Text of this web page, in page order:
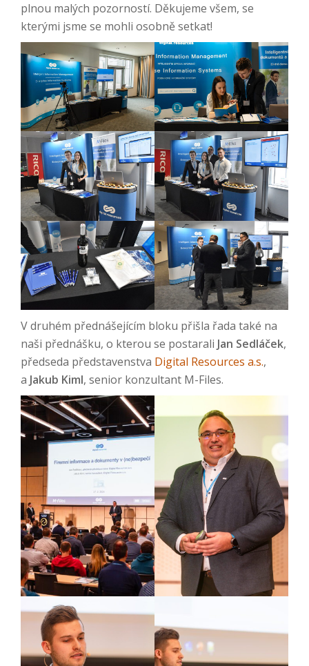
plnou malých pozorností. Děkujeme všem, se
kterými jsme se mohli osobně setkat!
V druhém přednášejícím bloku přišla řada také na
naši přednášku, o kterou se postarali Jan Sedláček,
předseda představenstva Digital Resources a.s.,
a Jakub Kiml, senior konzultant M-Files.